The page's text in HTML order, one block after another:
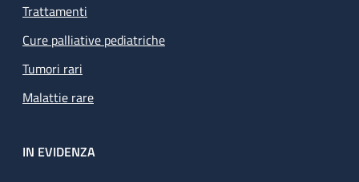
Trattamenti
Cure palliative pediatriche
Tumori rari
Malattie rare
IN EVIDENZA